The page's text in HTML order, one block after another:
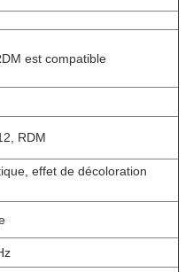
est compatible
RDM
effet de décoloration